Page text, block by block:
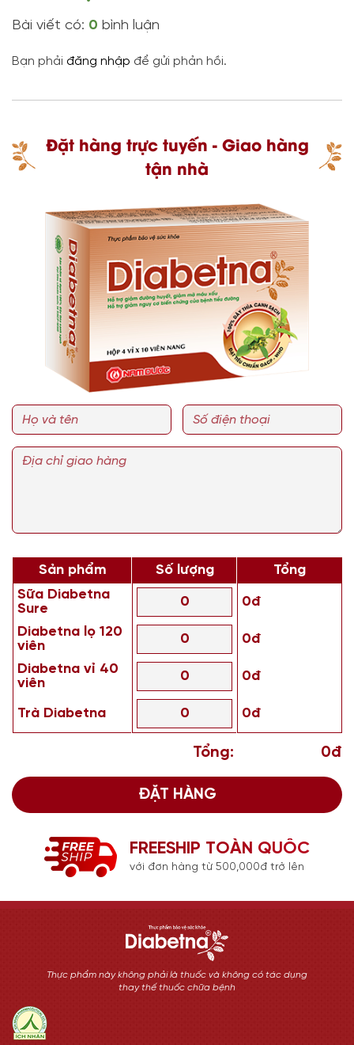
Bài viết có: 0 bình luận
Bạn phải đăng nhập để gửi phản hồi.
Đặt hàng trực tuyến - Giao hàng
tận nhà
Sản phẩm
Sữa Diabetna
Sure
Diabetna lọ 120
viên
Diabetna vỉ 40
viên
Trà Diabetna
Số lượng Tổng
0đ
0đ
0đ
0đ
FREESHIP TOÀN QUỐC
với đơn hàng từ 500,000đ trở lên
Tổng: 0đ
ĐẶT HÀNG
Thực phẩm này không phải là thuốc và không có tác dụng
thay thế thuốc chữa bệnh